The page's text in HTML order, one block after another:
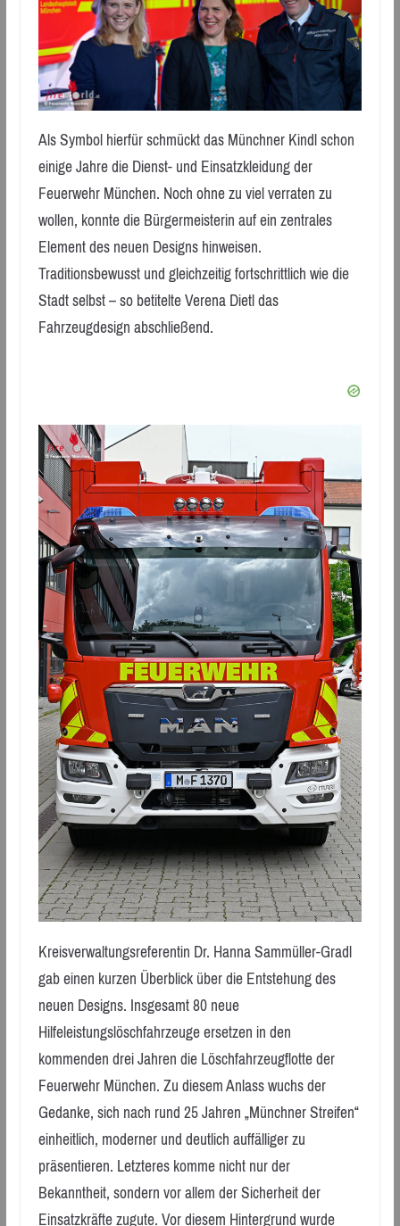
Als Symbol hierfür schmückt das Münchner Kindl schon
einige Jahre die Dienst- und Einsatzkleidung der
Feuerwehr München. Noch ohne zu viel verraten zu
wollen, konnte die Bürgermeisterin auf ein zentrales
Element des neuen Designs hinweisen.
Traditionsbewusst und gleichzeitig fortschrittlich wie die
Stadt selbst – so betitelte Verena Dietl das
Fahrzeugdesign abschließend.
Kreisverwaltungsreferentin Dr. Hanna Sammüller-Gradl
gab einen kurzen Überblick über die Entstehung des
neuen Designs. Insgesamt 80 neue
Hilfeleistungslöschfahrzeuge ersetzen in den
kommenden drei Jahren die Löschfahrzeugflotte der
Feuerwehr München. Zu diesem Anlass wuchs der
Gedanke, sich nach rund 25 Jahren „Münchner Streifen“
einheitlich, moderner und deutlich auffälliger zu
präsentieren. Letzteres komme nicht nur der
Bekanntheit, sondern vor allem der Sicherheit der
Einsatzkräfte zugute. Vor diesem Hintergrund wurde